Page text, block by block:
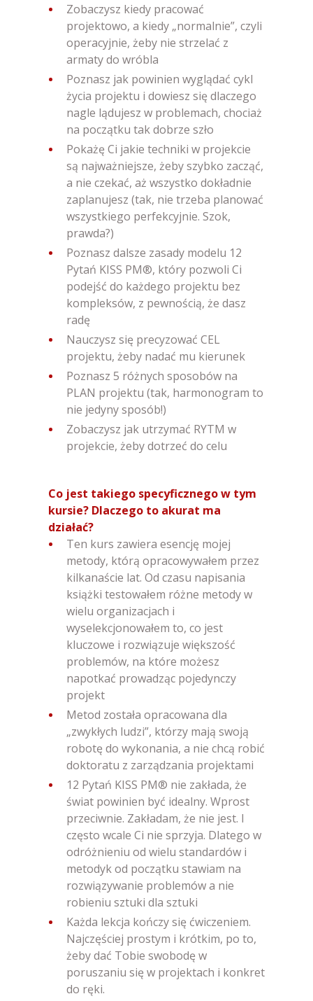
Zobaczysz kiedy pracować
projektowo, a kiedy „normalnie”, czyli
operacyjnie, żeby nie strzelać z
armaty do wróbla
Poznasz jak powinien wyglądać cykl
życia projektu i dowiesz się dlaczego
nagle lądujesz w problemach, chociaż
na początku tak dobrze szło
Pokażę Ci jakie techniki w projekcie
są najważniejsze, żeby szybko zacząć,
a nie czekać, aż wszystko dokładnie
zaplanujesz (tak, nie trzeba planować
wszystkiego perfekcyjnie. Szok,
prawda?)
Poznasz dalsze zasady modelu 12
Pytań KISS PM®, który pozwoli Ci
podejść do każdego projektu bez
kompleksów, z pewnością, że dasz
radę
Nauczysz się precyzować CEL
projektu, żeby nadać mu kierunek
Poznasz 5 różnych sposobów na
PLAN projektu (tak, harmonogram to
nie jedyny sposób!)
Zobaczysz jak utrzymać RYTM w
projekcie, żeby dotrzeć do celu
Co jest takiego specyficznego w tym
kursie? Dlaczego to akurat ma
działać?
Ten kurs zawiera esencję mojej
metody, którą opracowywałem przez
kilkanaście lat. Od czasu napisania
książki testowałem różne metody w
wielu organizacjach i
wyselekcjonowałem to, co jest
kluczowe i rozwiązuje większość
problemów, na które możesz
napotkać prowadząc pojedynczy
projekt
Metod została opracowana dla
„zwykłych ludzi”, którzy mają swoją
robotę do wykonania, a nie chcą robić
doktoratu z zarządzania projektami
12 Pytań KISS PM® nie zakłada, że
świat powinien być idealny. Wprost
przeciwnie. Zakładam, że nie jest. I
często wcale Ci nie sprzyja. Dlatego w
odróżnieniu od wielu standardów i
metodyk od początku stawiam na
rozwiązywanie problemów a nie
robieniu sztuki dla sztuki
Każda lekcja kończy się ćwiczeniem.
Najczęściej prostym i krótkim, po to,
żeby dać Tobie swobodę w
poruszaniu się w projektach i konkret
do ręki.